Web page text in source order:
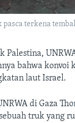
terkena
Palestina,
bahwa konvoi
laut Israel.
di Gaza
truk yang